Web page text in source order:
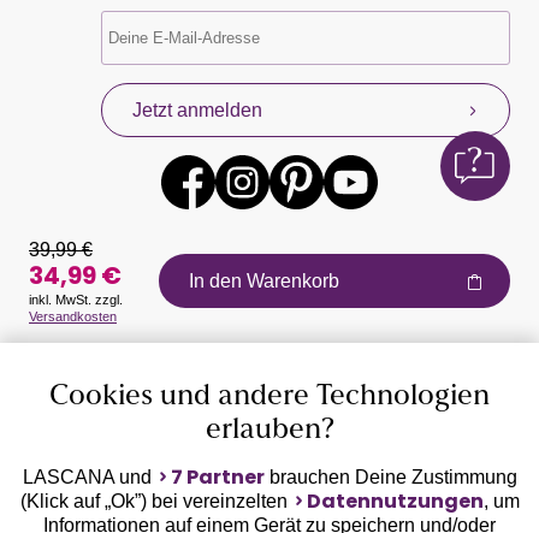
Jetzt anmelden
Auszeichnungen
39,99 €
34,99 €
inkl. MwSt. zzgl.
Versandkosten
In den Warenkorb
Cookies und andere Technologien
erlauben?
LASCANA und 7 Partnerbrauchen Deine Zustimmung
(Klick auf „Ok”) bei vereinzelten
Datennutzungen, um
Informationen auf einem Gerät zu speichern und/oder